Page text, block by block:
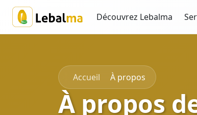
Découvrez Lebalma
Accueil À propos
À propos